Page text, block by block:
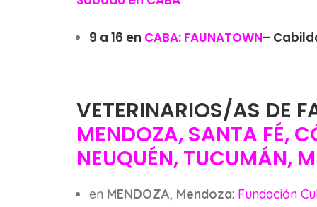
9 a 16 en CABA: FAUNATOWN–
VETERINARIOS/AS DE
MENDOZA, SANTA FÉ,
NEUQUÉN, TUCUMÁN,
en MENDOZA, Mendoza: Fundación